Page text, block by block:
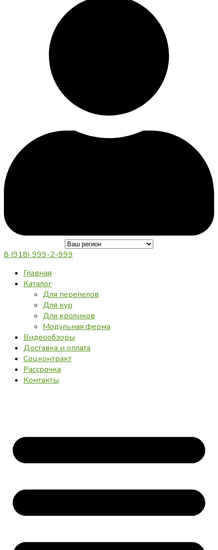
8 (918) 999-2-999
Главная
Каталог
Для перепелов
Для кур
Для кроликов
Модульная ферма
Видеообзоры
Доставка и оплата
Соцконтракт
Рассрочка
Контакты